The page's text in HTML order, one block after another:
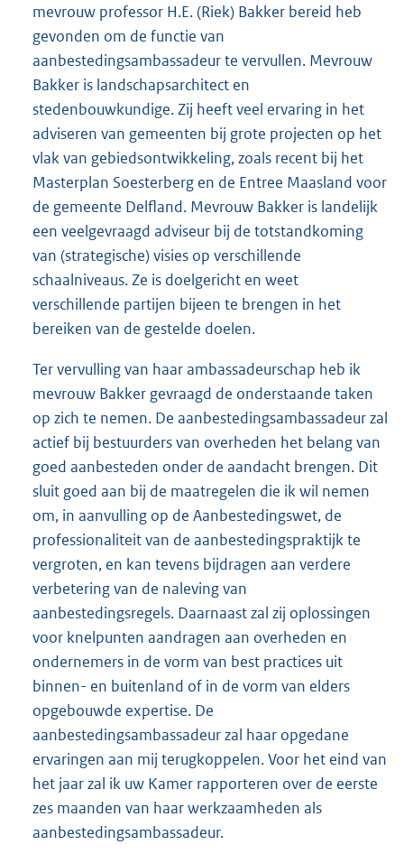
mevrouw professor H.E. (Riek) Bakker bereid heb
gevonden om de functie van
aanbestedingsambassadeur te vervullen. Mevrouw
Bakker is landschapsarchitect en
stedenbouwkundige. Zij heeft veel ervaring in het
adviseren van gemeenten bij grote projecten op het
vlak van gebiedsontwikkeling, zoals recent bij het
Masterplan Soesterberg en de Entree Maasland voor
de gemeente Delfland. Mevrouw Bakker is landelijk
een veelgevraagd adviseur bij de totstandkoming
van (strategische) visies op verschillende
schaalniveaus. Ze is doelgericht en weet
verschillende partijen bijeen te brengen in het
bereiken van de gestelde doelen.
Ter vervulling van haar ambassadeurschap heb ik
mevrouw Bakker gevraagd de onderstaande taken
op zich te nemen. De aanbestedingsambassadeur zal
actief bij bestuurders van overheden het belang van
goed aanbesteden onder de aandacht brengen. Dit
sluit goed aan bij de maatregelen die ik wil nemen
om, in aanvulling op de Aanbestedingswet, de
professionaliteit van de aanbestedingspraktijk te
vergroten, en kan tevens bijdragen aan verdere
verbetering van de naleving van
aanbestedingsregels. Daarnaast zal zij oplossingen
voor knelpunten aandragen aan overheden en
ondernemers in de vorm van best practices uit
binnen- en buitenland of in de vorm van elders
opgebouwde expertise. De
aanbestedingsambassadeur zal haar opgedane
ervaringen aan mij terugkoppelen. Voor het eind van
het jaar zal ik uw Kamer rapporteren over de eerste
zes maanden van haar werkzaamheden als
aanbestedingsambassadeur.